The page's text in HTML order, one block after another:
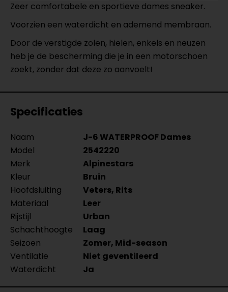
Zeer comfortabele en sportieve dames sneaker.
Voorzien een waterdicht en ademend membraan.
Door de verstigde zolen, hielen, enkels en neuzen
heb je de bescherming die je in een motorschoen
zoekt, zonder dat deze zo aanvoelt!
Specificaties
Naam
J-6 WATERPROOF Dames
Model
2542220
Merk
Alpinestars
Kleur
Bruin
Hoofdsluiting
Veters, Rits
Materiaal
Leer
Rijstijl
Urban
Schachthoogte
Laag
Seizoen
Zomer, Mid-season
Ventilatie
Niet geventileerd
Waterdicht
Ja